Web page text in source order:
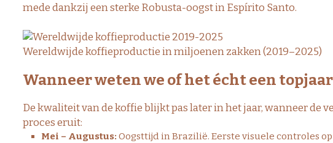
mede dankzij een sterke Robusta-oogst in Espírito Santo.
Wereldwijde koffieproductie in miljoenen zakken (2019–2025)
Wanneer weten we of het écht een
De kwaliteit van de koffie blijkt pas later in het jaar, wanneer de
proces eruit:
Mei – Augustus: Oogsttijd in Brazilië. Eerste visuele controles op